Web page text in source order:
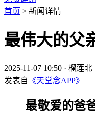
首页 > 新闻详情
最伟大的父
2025-11-07 10:50 · 榴莲北
发表自 《天堂念APP》
最敬爱的爸爸